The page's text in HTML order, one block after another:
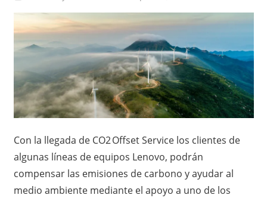
Con la llegada de CO2 Offset Service los clientes de
algunas líneas de equipos Lenovo, podrán
compensar las emisiones de carbono y ayudar al
medio ambiente mediante el apoyo a uno de los